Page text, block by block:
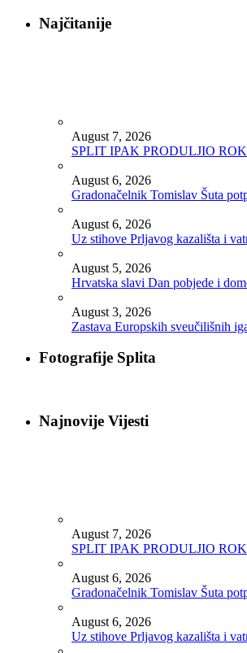
Najčitanije
August 7, 2026
SPLIT IPAK PRODULJIO
August 6, 2026
Gradonačelnik Tomislav Šuta
August 6, 2026
Uz stihove Prljavog kazališta i
August 5, 2026
Hrvatska slavi Dan pobjede i
August 3, 2026
Zastava Europskih sveučilišnih
Fotografije Splita
Najnovije Vijesti
August 7, 2026
SPLIT IPAK PRODULJIO
August 6, 2026
Gradonačelnik Tomislav Šuta
August 6, 2026
Uz stihove Prljavog kazališta i